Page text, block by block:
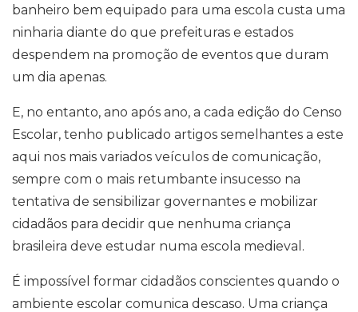
banheiro bem equipado para uma escola custa uma
ninharia diante do que prefeituras e estados
despendem na promoção de eventos que duram
um dia apenas.
E, no entanto, ano após ano, a cada edição do Censo
Escolar, tenho publicado artigos semelhantes a este
aqui nos mais variados veículos de comunicação,
sempre com o mais retumbante insucesso na
tentativa de sensibilizar governantes e mobilizar
cidadãos para decidir que nenhuma criança
brasileira deve estudar numa escola medieval.
É impossível formar cidadãos conscientes quando o
ambiente escolar comunica descaso. Uma criança